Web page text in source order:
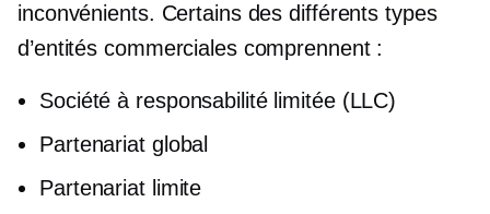
inconvénients. Certains des différents types
d’entités commerciales comprennent :
Société à responsabilité limitée (LLC)
Partenariat global
Partenariat limite